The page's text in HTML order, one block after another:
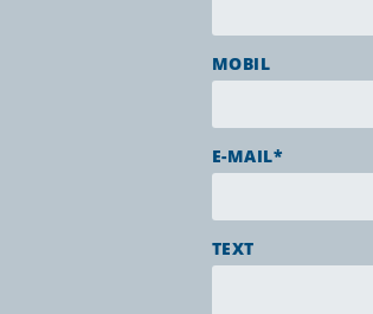
MOBIL
E-MAIL*
TEXT